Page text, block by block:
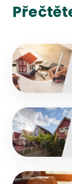
Přejít na detail
Přejít na detail
Přejít na detail